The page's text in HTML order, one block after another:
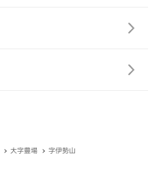
大字豊場 字伊勢山